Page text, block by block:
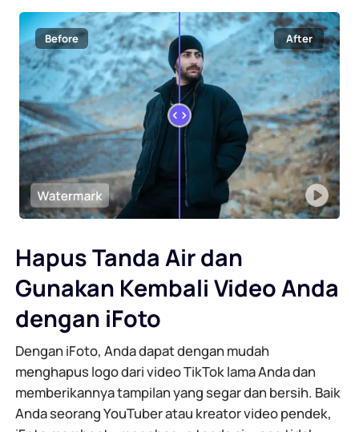
Hapus Tanda Air dan
Gunakan Kembali Video Anda
dengan iFoto
Dengan iFoto, Anda dapat dengan mudah
menghapus logo dari video TikTok lama Anda dan
memberikannya tampilan yang segar dan bersih. Baik
Anda seorang YouTuber atau kreator video pendek,
Before After